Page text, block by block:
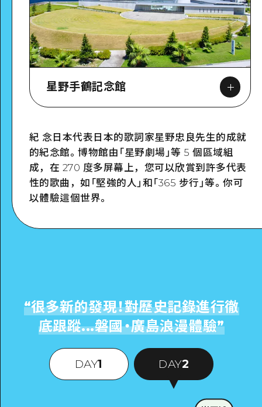
星野手鶴記念館
Google Maps
紀 念日本代表日本的歌詞家星野忠良先生的成就
的紀念館。博物館由「星野劇場」等 5 個區域組
成，在 270 度多屏幕上，您可以欣賞到許多代表
性的歌曲，如「堅強的人」和「365 步行」等。你可
以體驗這個世界。
“很多新的發現！對歷史記錄進行徹
底跟蹤...磐國・廣島浪漫體驗”
DAY1 DAY2